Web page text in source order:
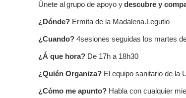
Únete al grupo de apoyo ydescubre y
¿Dónde? Ermita de la Madalena.Legutio
¿Cuando? 4sesiones seguidas los martes
¿Á que hora? De 17h a 18h30
¿Quién Organiza? El equipo sanitario de la
¿Cómo me apunto? Habla con cualquier